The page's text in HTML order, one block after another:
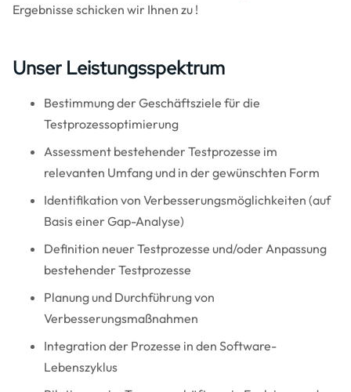
Ergebnisse schicken wir Ihnen zu !
Unser Leistungsspektrum
Bestimmung der Geschäftsziele für die
Testprozessoptimierung
Assessment bestehender Testprozesse im
relevanten Umfang und in der gewünschten Form
Identifikation von Verbesserungsmöglichkeiten (auf
Basis einer Gap-Analyse)
Definition neuer Testprozesse und/oder Anpassung
bestehender Testprozesse
Planung und Durchführung von
Verbesserungsmaßnahmen
Integration der Prozesse in den Software-
Lebenszyklus